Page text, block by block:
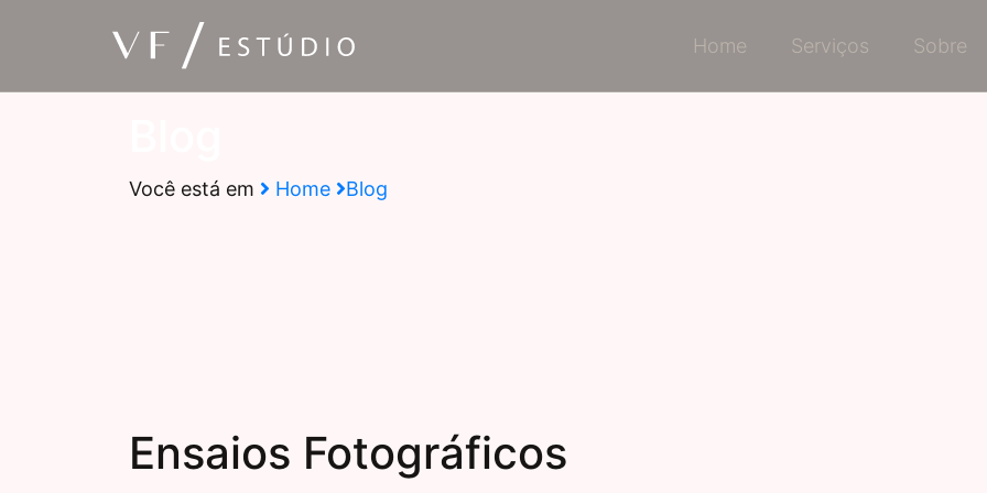
Home Serviços Sobre
Você está em Home Blog
Ensaios Fotográficos